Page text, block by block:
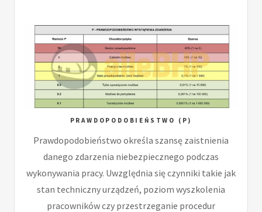
PRAWDOPODOBIEŃSTWO (P)
Prawdopodobieństwo określa szansę zaistnienia
danego zdarzenia niebezpiecznego podczas
wykonywania pracy. Uwzględnia się czynniki takie jak
stan techniczny urządzeń, poziom wyszkolenia
pracowników czy przestrzeganie procedur